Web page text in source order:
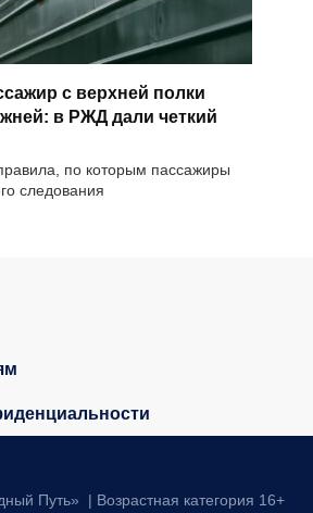
с верхней полки
в РЖД дали четкий
по которым пассажиры
следования
Путь» | Возрастная категория 16+